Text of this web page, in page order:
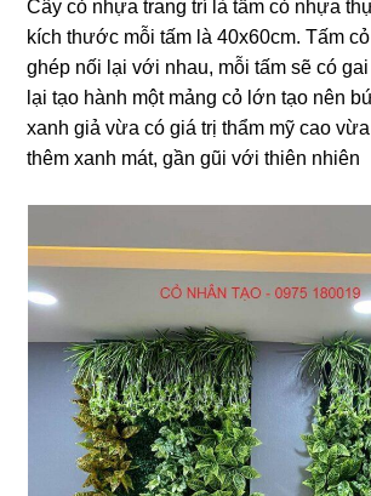
Cây cỏ nhựa trang trí là tấm cỏ nhựa
kích thước mỗi tấm là 40x60cm. Tấm
ghép nối lại với nhau, mỗi tấm sẽ có
lại tạo hành một mảng cỏ lớn tạo nên
xanh giả vừa có giá trị thẩm mỹ cao
thêm xanh mát, gần gũi với thiên nhiên